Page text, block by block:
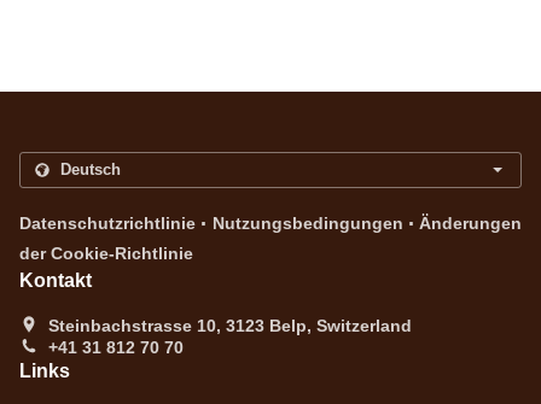
Datenschutzrichtlinie . Nutzungsbedingungen . Änderungen
der Cookie-Richtlinie
Kontakt
Steinbachstrasse 10, 3123 Belp, Switzerland
+41 31 812 70 70
Links